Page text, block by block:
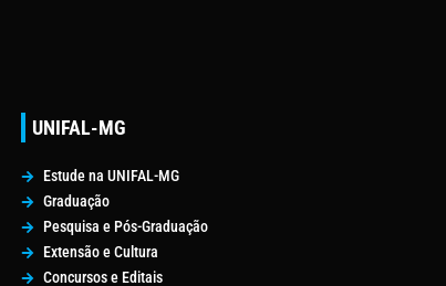
UNIFAL-MG
Estude na UNIFAL-MG
Graduação
Pesquisa e Pós-Graduação
Extensão e Cultura
Concursos e Editais